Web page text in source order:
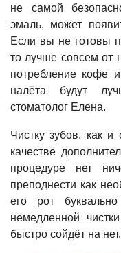
не самой
эмаль, может
Если вы не готовы
то лучше совсем от
потребление кофе
налёта будут
стоматолог Елена.
Чистку зубов, как и
качестве
процедуре нет
преподнести как
его рот
немедленной
быстро сойдёт на нет.